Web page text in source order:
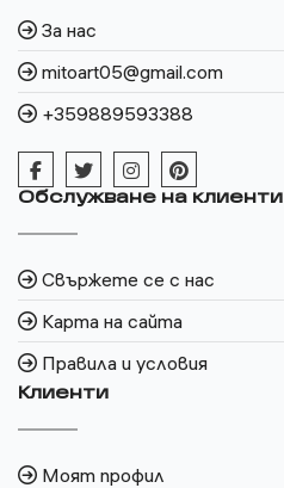
За нас
mitoart05@gmail.com
+359889593388
Обслужване на клиенти
Свържете се с нас
Карта на сайта
Правила и условия
Клиенти
Моят профил